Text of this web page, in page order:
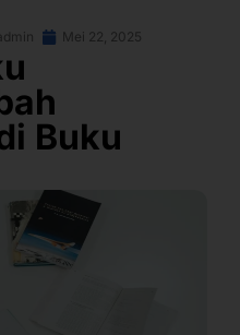
Mei 22, 2025
Buku